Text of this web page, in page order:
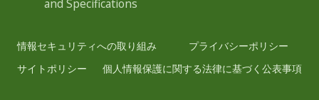
and Specifications
情報セキュリティへの取り組み
プライバシーポリシー
サイトポリシー
個人情報保護に関する法律に基づく公表事項